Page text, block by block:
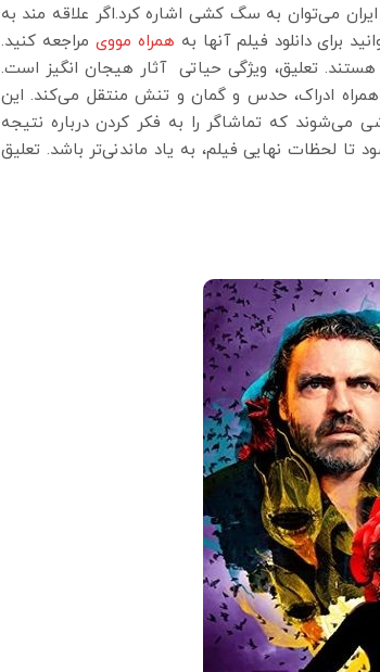
می‌توان به سگ‌ کشی اشاره کرد.اگر علاقه مند به
برای دانلود فیلم آنها به همراه مووی مراجعه کنید.
تعلیق، ویژگی حیاتی آثار هیجان انگیز است.
ادراک، حدس و گمان و تنش منتقل می‌کند. این
می‌شوند که تماشاگر را به فکر کردن درباره نتیجه
لحظات نهایی فیلم، به یاد ماندنی‌تر باشد. تعلیق